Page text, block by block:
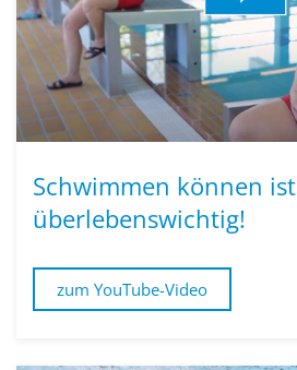
Schwimmen können ist
überlebenswichtig!
zum YouTube-Video